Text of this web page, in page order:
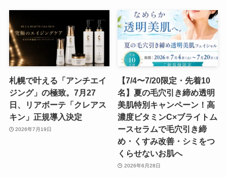
札幌で叶える「アンチエイ
ジング」の極致。7月27
日、リアボーテ「クレアス
キン」正規導入決定
2026年7月19日
【7/4〜7/20限定・先着10
名】夏の毛穴引き締め透明
美肌特別キャンペーン！高
濃度ビタミンC×ブライトム
ースセラムで毛穴引き締
め・くすみ改善・シミをつ
くらせないお肌へ
2026年6月28日